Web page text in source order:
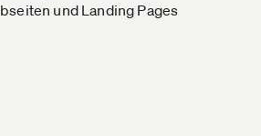
und Landing Pages